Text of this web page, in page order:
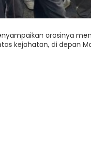
orasinya
kejahatan, di depan